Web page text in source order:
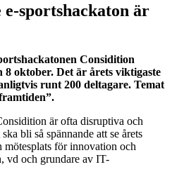
sportshackaton är
Considition
8 oktober. Det är årets viktigaste
runt 200 deltagare. Temat
är ofta disruptiva och
bli så spännande att se årets
för innovation och
vd och grundare av IT-